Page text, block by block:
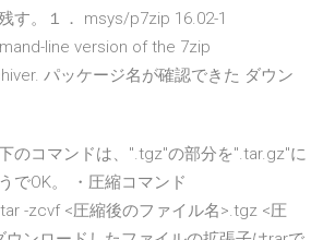
す。１． msys/p7zip 16.02-1
line version of the 7zip
パッケージ名が確認できた ダウン
のコマンドは、".tgz"の部分を".tar.gz"に
でOK。 ・圧縮コマンド
-zcvf <圧縮後のファイル名>.tgz <圧